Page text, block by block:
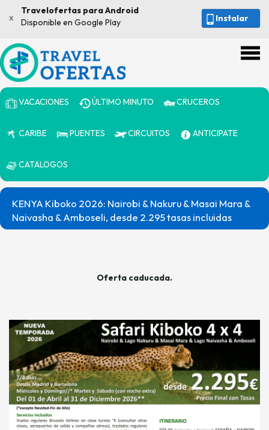
Instalar
x
Travelofertas para Android
Disponible en Google Play
VACACIONES ÚLTIMO MINUTO CRUCEROS
CARIBE PUENTES CIRCUITOS ANTICIPATE
CATALOGOS
KENYA Kiboko 2026: Nairobi & Nakuru & Masai Mara &
Naivasha & Amboseli, desde 2.295 tasas incluidas
Oferta caducada.